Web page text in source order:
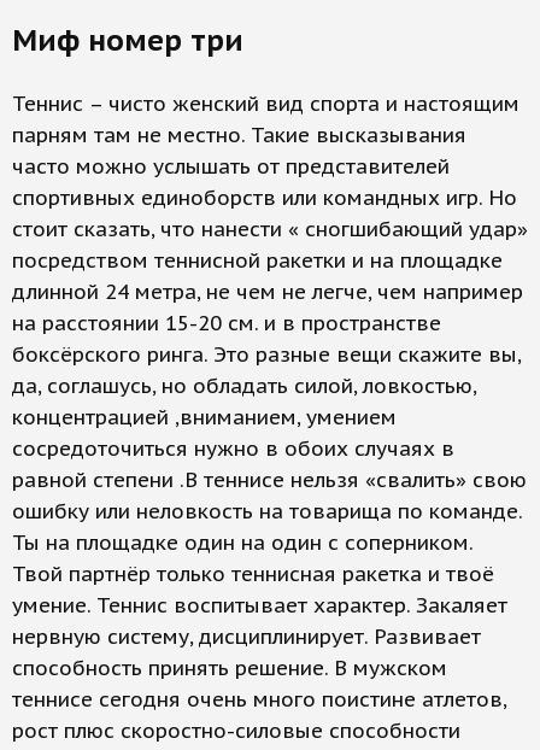
Миф номер три
Теннис – чисто женский вид спорта и настоящим
парням там не местно. Такие высказывания
часто можно услышать от представителей
спортивных единоборств или командных игр. Но
стоит сказать, что нанести « сногшибающий удар»
посредством теннисной ракетки и на площадке
длинной 24 метра, не чем не легче, чем например
на расстоянии 15-20 см. и в пространстве
боксёрского ринга. Это разные вещи скажите вы,
да, соглашусь, но обладать силой, ловкостью,
концентрацией ,вниманием, умением
сосредоточиться нужно в обоих случаях в
равной степени .В теннисе нельзя «свалить» свою
ошибку или неловкость на товарища по команде.
Ты на площадке один на один с соперником.
Твой партнёр только теннисная ракетка и твоё
умение. Теннис воспитывает характер. Закаляет
нервную систему, дисциплинирует. Развивает
способность принять решение. В мужском
теннисе сегодня очень много поистине атлетов,
рост плюс скоростно-силовые способности